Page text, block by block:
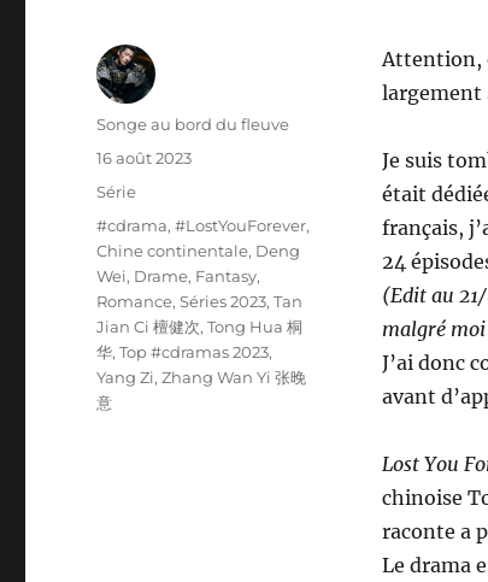
Attention,
largement
Je suis
était
français,
24
(Edit au 21/
malgré
J’ai donc
avant
Lost You
chinoise
raconte a
Le drama
Auteur
Songe au bord du fleuve
Publié
16 août 2023
Catégories
Série
Étiquettes
#cdrama,#LostYouForever,
Chine continentale, Deng
Wei, Drame, Fantasy,
Romance,Séries 2023,Tan
Jian Ci 檀健次,Tong Hua 桐
华,Top #cdramas 2023,
Yang Zi,Zhang Wan Yi 张晚
意